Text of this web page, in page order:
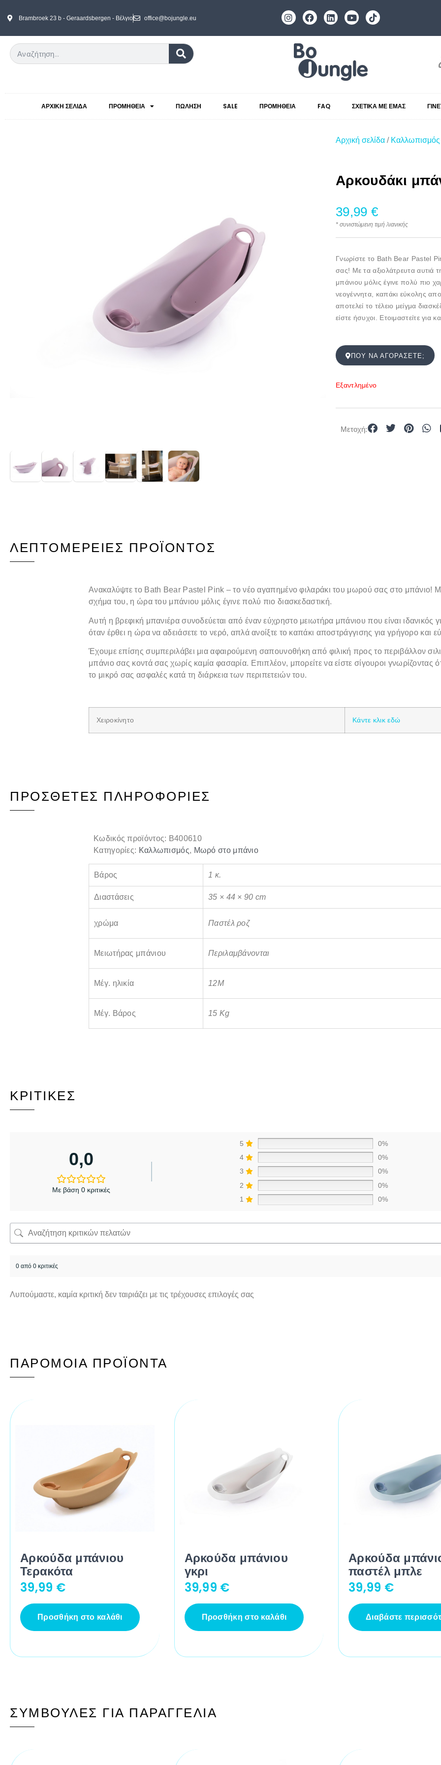
Brambroek 23 b - Geraardsbergen - Βέλγιο office@bojungle.eu
ΑΡΧΙΚΉ ΣΕΛΊΔΑ ΠΡΟΜΉΘΕΙΑ ΠΏΛΗΣΗ SALE ΠΡΟΜΉΘΕΙΑ FAQ ΣΧΕΤΙΚΆ ΜΕ ΕΜΆΣ
Αρχική σελίδα / Καλλωπισμός
Αρκουδάκι
39,99 €
* συνιστώμενη τιμή λιανικής
Γνωρίστε το Bath Bear Pastel
σας! Με τα αξιολάτρευτα αυτιά
μπάνιου μόλις έγινε πολύ πιο
νεογέννητα, καπάκι εύκολης
αποτελεί το τέλειο μείγμα
είστε ήσυχοι. Ετοιμαστείτε για
ΠΟΎ ΝΑ ΑΓΟΡΆΣΕΤΕ;
Εξαντλημένο
Μετοχή:
ΛΕΠΤΟΜΈΡΕΙΕΣ ΠΡΟΪΌΝΤΟΣ
Ανακαλύψτε το Bath Bear Pastel Pink – το νέο αγαπημένο φιλαράκι του μωρού σας στο μπάνιο!
σχήμα του, η ώρα του μπάνιου μόλις έγινε πολύ πιο διασκεδαστική.
Αυτή η βρεφική μπανιέρα συνοδεύεται από έναν εύχρηστο μειωτήρα μπάνιου που είναι ιδανικός
όταν έρθει η ώρα να αδειάσετε το νερό, απλά ανοίξτε το καπάκι αποστράγγισης για γρήγορο και
Έχουμε επίσης συμπεριλάβει μια αφαιρούμενη σαπουνοθήκη από φιλική προς το περιβάλλον
μπάνιο σας κοντά σας χωρίς καμία φασαρία. Επιπλέον, μπορείτε να είστε σίγουροι γνωρίζοντας
το μικρό σας ασφαλές κατά τη διάρκεια των περιπετειών του.
Χειροκίνητο Κάντε κλικ εδώ
ΠΡΌΣΘΕΤΕΣ ΠΛΗΡΟΦΟΡΊΕΣ
Κωδικός προϊόντος: B400610
Κατηγορίες: Καλλωπισμός, Μωρό στο μπάνιο
Βάρος 1 κ.
Διαστάσεις 35 × 44 × 90 cm
χρώμα Παστέλ ροζ
Μειωτήρας μπάνιου Περιλαμβάνονται
Μέγ. ηλικία 12M
Μέγ. Βάρος 15 Kg
ΚΡΙΤΙΚΈΣ
0,0
Με βάση 0 κριτικές
5
0%
4
0%
3
0%
2
0%
1
0%
0 από 0 κριτικές
Λυπούμαστε, καμία κριτική δεν ταιριάζει με τις τρέχουσες επιλογές σας
ΠΑΡΌΜΟΙΑ ΠΡΟΪΌΝΤΑ
Αρκούδα μπάνιου
Τερακότα
39,99 €
Προσθήκη στο καλάθι
Αρκούδα μπάνιου
γκρι
39,99 €
Προσθήκη στο καλάθι
Αρκούδα
παστέλ μπλε
39,99 €
Διαβάστε
ΣΥΜΒΟΥΛΈΣ ΓΙΑ ΠΑΡΑΓΓΕΛΊΑ